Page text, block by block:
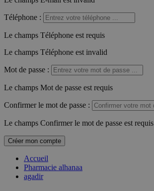
Téléphone :
Le champs Téléphone est requis
Le champs Téléphone est invalid
Mot de passe :
Le champs Mot de passe est requis
Confirmer le mot de passe :
Le champs Confirmer le mot de passe est requis
Créer mon compte
Accueil
Pharmacie alhanaa
agadir